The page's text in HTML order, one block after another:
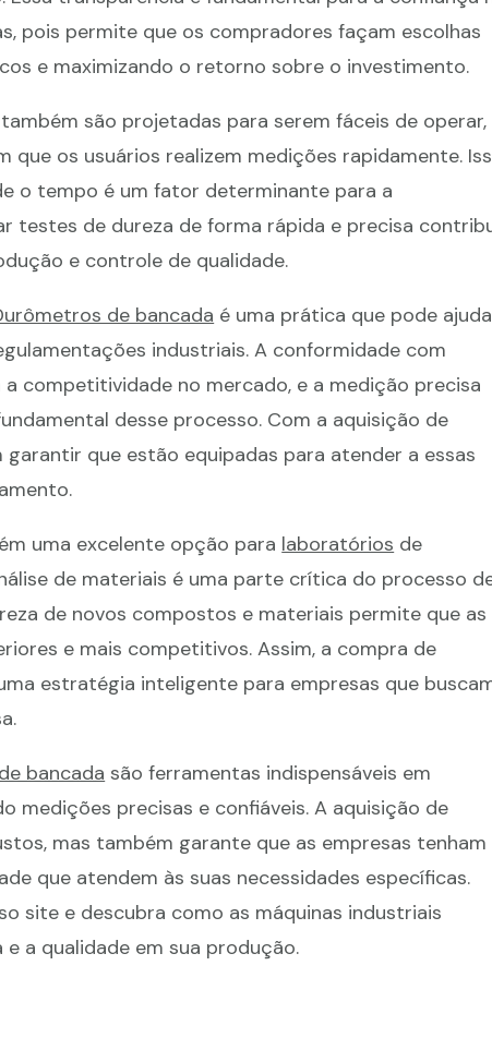
pois permite que os compradores façam escolhas
e maximizando o retorno sobre o investimento.
também são projetadas para serem fáceis de operar,
os usuários realizem medições rapidamente.
o tempo é um fator determinante para a
testes de dureza de forma rápida e precisa
e controle de qualidade.
de bancada é uma prática que pode
industriais. A conformidade com
competitividade no mercado, e a medição precisa
desse processo. Com a aquisição de
garantir que estão equipadas para atender a essas
uma excelente opção para laboratórios de
de materiais é uma parte crítica do processo
de novos compostos e materiais permite que as
e mais competitivos. Assim, a compra de
estratégia inteligente para empresas que
bancada são ferramentas indispensáveis em
medições precisas e confiáveis. A aquisição de
mas também garante que as empresas tenham
que atendem às suas necessidades específicas.
site e descubra como as máquinas industriais
a qualidade em sua produção.